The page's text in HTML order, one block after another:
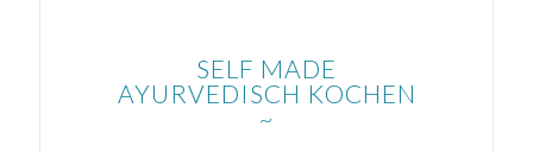
SELF MADE
AYURVEDISCH KOCHEN
~